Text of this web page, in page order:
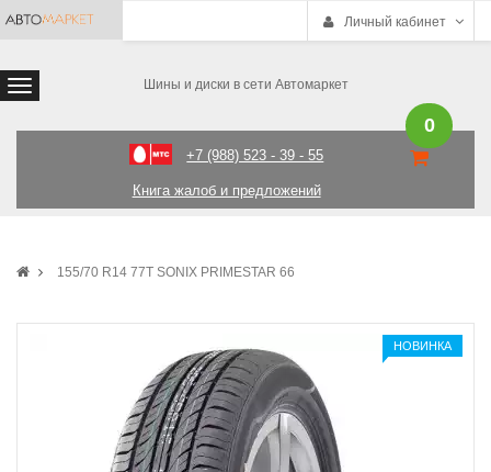
Личный кабинет
Шины и диски в сети Автомаркет
+7 (988) 523 - 39 - 55
Книга жалоб и предложений
0
155/70 R14 77T SONIX PRIMESTAR 66
НОВИНКА